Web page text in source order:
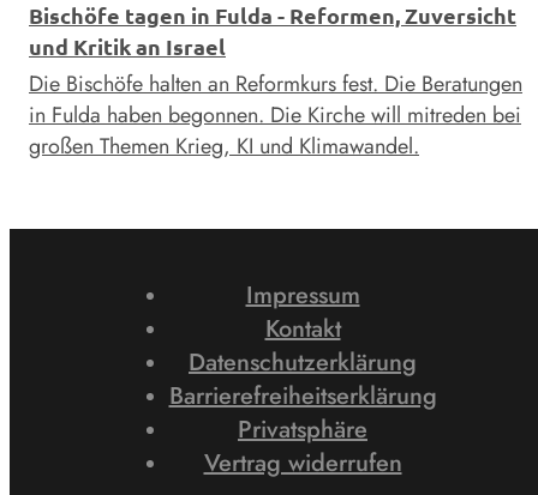
Bischöfe tagen in Fulda - Reformen, Zuversicht
und Kritik an Israel
Die Bischöfe halten an Reformkurs fest. Die Beratungen
in Fulda haben begonnen. Die Kirche will mitreden bei
großen Themen Krieg, KI und Klimawandel.
Impressum
Kontakt
Datenschutzerklärung
Barrierefreiheitserklärung
Privatsphäre
Vertrag widerrufen